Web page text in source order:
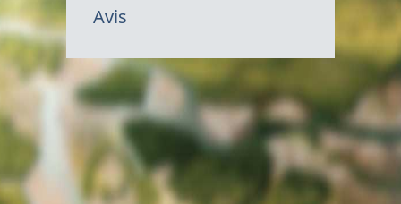
Avis
Canada